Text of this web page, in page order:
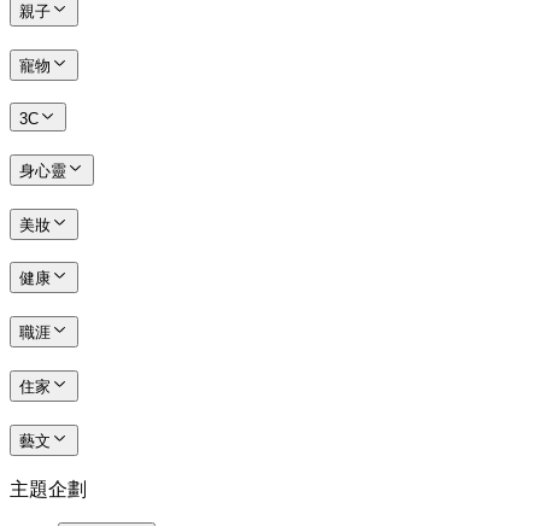
親子
寵物
3C
身心靈
美妝
健康
職涯
住家
藝文
主題企劃